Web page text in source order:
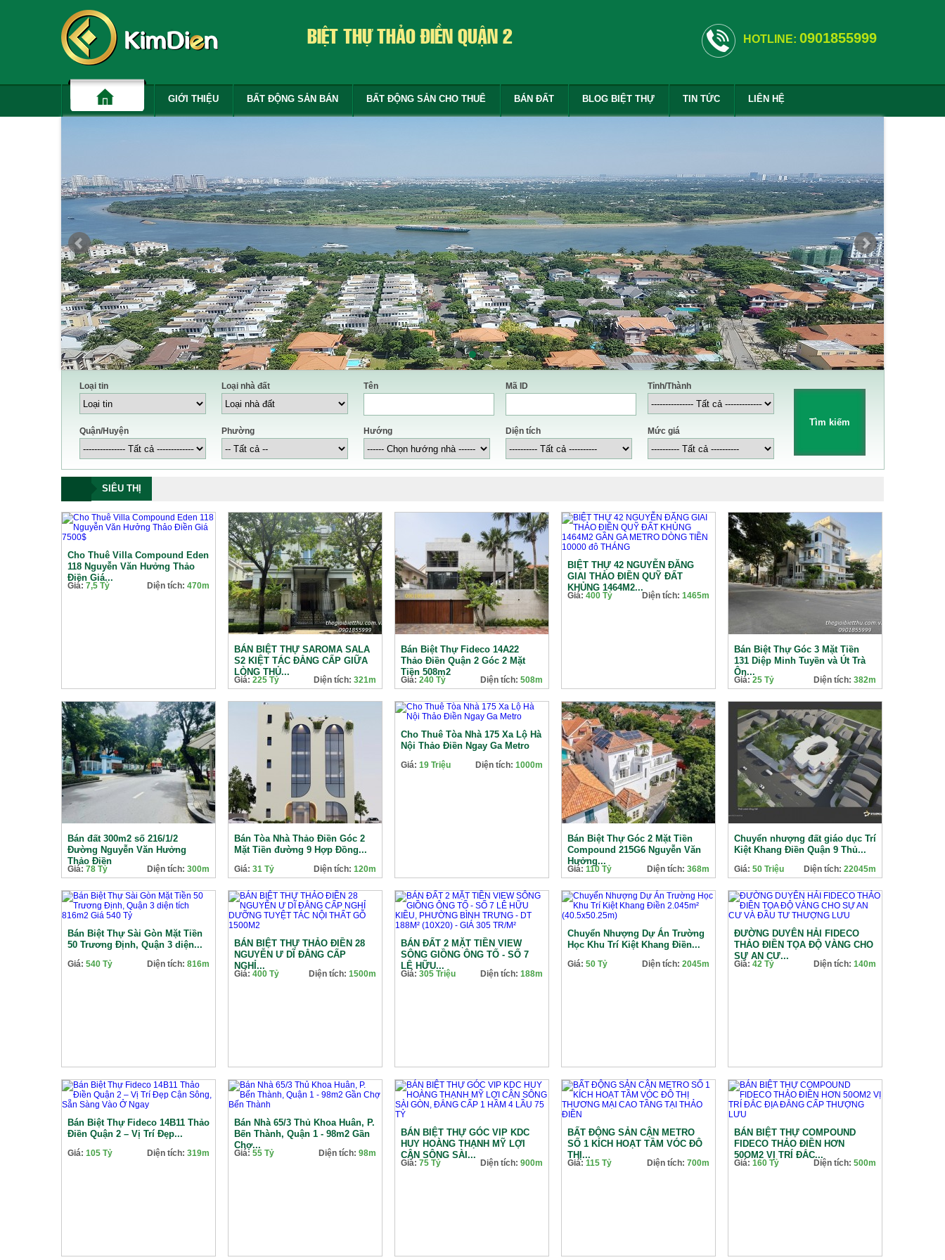
BIỆT THỰ THẢO ĐIỀN QUẬN 2 HOTLINE: 0901855999
GIỚI THIỆU BẤT ĐỘNG SẢN BÁN BẤT ĐỘNG SẢN CHO THUÊ BÁN ĐẤT BLOG BIỆT THỰ TIN TỨC LIÊN HỆ
Loại tin Loại nhà đất Tên Mã ID Tỉnh/Thành
Quận/Huyện Phường Hướng Diện tích Mức giá
SIÊU THỊ
Cho Thuê Villa Compound Eden
118 Nguyễn Văn Hưởng Thảo
Điền Giá...
Giá: 7,5 Tỷ Diện tích: 470m
BÁN BIỆT THỰ SAROMA SALA
S2 KIỆT TÁC ĐẲNG CẤP GIỮA
LÒNG THỦ...
Giá: 225 Tỷ Diện tích: 321m
Bán Biệt Thự Fideco 14A22
Thảo Điền Quận 2 Góc 2 Mặt
Tiền 508m2
Giá: 240 Tỷ Diện tích: 508m
BIỆT THỰ 42 NGUYỄN ĐĂNG
GIAI THẢO ĐIỀN QUỸ ĐẤT
KHỦNG 1464M2...
Giá: 400 Tỷ Diện tích: 1465m
Bán Biệt Thự Góc 3 Mặt Tiền
131 Diệp Minh Tuyền và Út Trà
Ôn...
Giá: 25 Tỷ Diện tích: 382m
Bán đất 300m2 số 216/1/2
Đường Nguyễn Văn Hưởng
Thảo Điền
Giá: 78 Tỷ Diện tích: 300m
Bán Tòa Nhà Thảo Điền Góc 2
Mặt Tiền đường 9 Hợp Đồng...
Giá: 31 Tỷ Diện tích: 120m
Cho Thuê Tòa Nhà 175 Xa Lộ Hà
Nội Thảo Điền Ngay Ga Metro
Giá: 19 Triệu Diện tích: 1000m
Bán Biệt Thự Góc 2 Mặt Tiền
Compound 215G6 Nguyễn Văn
Hưởng...
Giá: 110 Tỷ Diện tích: 368m
Chuyển nhượng đất giáo dục Trí
Kiệt Khang Điền Quận 9 Thủ...
Giá: 50 Triệu Diện tích: 22045m
Bán Biệt Thự Sài Gòn Mặt Tiền
50 Trương Định, Quận 3 diện...
Giá: 540 Tỷ Diện tích: 816m
BÁN BIỆT THỰ THẢO ĐIỀN 28
NGUYỄN Ư DĨ ĐẲNG CẤP
NGHỈ...
Giá: 400 Tỷ Diện tích: 1500m
BÁN ĐẤT 2 MẶT TIỀN VIEW
SÔNG GIỒNG ÔNG TỐ - SỐ 7
LÊ HỮU...
Giá: 305 Triệu Diện tích: 188m
Chuyển Nhượng Dự Án Trường
Học Khu Trí Kiệt Khang Điền...
Giá: 50 Tỷ Diện tích: 2045m
ĐƯỜNG DUYÊN HẢI FIDECO
THẢO ĐIỀN TỌA ĐỘ VÀNG CHO
SỰ AN CƯ...
Giá: 42 Tỷ Diện tích: 140m
Bán Biệt Thự Fideco 14B11 Thảo
Điền Quận 2 – Vị Trí Đẹp...
Giá: 105 Tỷ Diện tích: 319m
Bán Nhà 65/3 Thủ Khoa Huân, P.
Bến Thành, Quận 1 - 98m2 Gần
Chợ...
Giá: 55 Tỷ Diện tích: 98m
BÁN BIỆT THỰ GÓC VIP KDC
HUY HOÀNG THẠNH MỸ LỢI
CẬN SÔNG SÀI...
Giá: 75 Tỷ Diện tích: 900m
BẤT ĐỘNG SẢN CẬN METRO
SỐ 1 KÍCH HOẠT TẦM VÓC ĐÔ
THỊ...
Giá: 115 Tỷ Diện tích: 700m
BÁN BIỆT THỰ COMPOUND
FIDECO THẢO ĐIỀN HƠN
50OM2 VỊ TRÍ ĐẮC...
Giá: 160 Tỷ Diện tích: 500m